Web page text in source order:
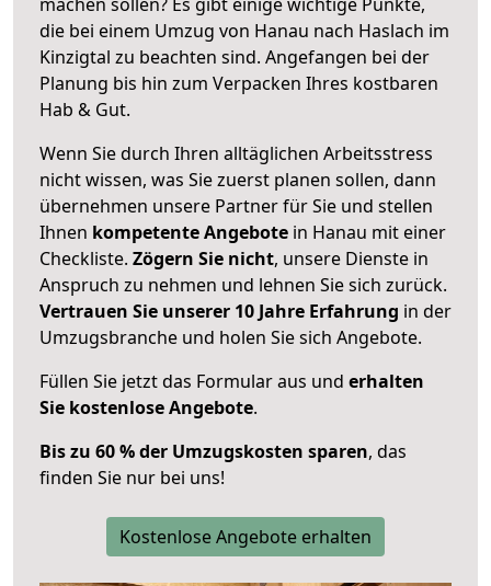
die bei einem Umzug von Hanau nach Haslach im
Kinzigtal zu beachten sind. Angefangen bei der
Planung bis hin zum Verpacken Ihres kostbaren
Hab & Gut.
Wenn Sie durch Ihren alltäglichen Arbeitsstress
nicht wissen, was Sie zuerst planen sollen, dann
übernehmen unsere Partner für Sie und stellen
Ihnen kompetente Angebote in Hanau mit einer
Checkliste. Zögern Sie nicht, unsere Dienste in
Anspruch zu nehmen und lehnen Sie sich zurück.
Vertrauen Sie unserer 10 Jahre Erfahrung in der
Umzugsbranche und holen Sie sich Angebote.
Füllen Sie jetzt das Formular aus und erhalten
Sie kostenlose Angebote.
Bis zu 60 % der Umzugskosten sparen, das
finden Sie nur bei uns!
Kostenlose Angebote erhalten